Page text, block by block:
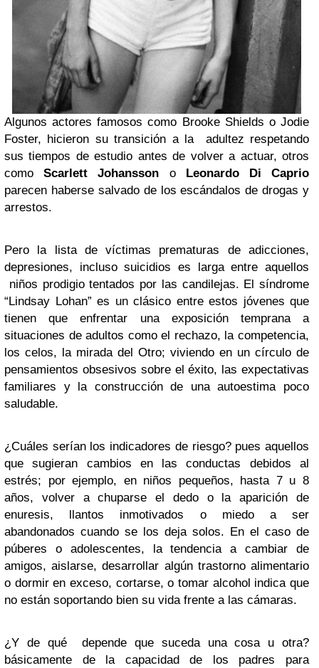
Algunos actores famosos como Brooke Shields o Jodie
Foster, hicieron su transición a la adultez respetando
sus tiempos de estudio antes de volver a actuar, otros
comoScarlett Johansson o Leonardo Di Caprio
parecen haberse salvado de los escándalos de drogas y
arrestos.
Pero la lista de víctimas prematuras de adicciones,
depresiones, incluso suicidios es larga entre aquellos
niños prodigio tentados por las candilejas. El síndrome
“Lindsay Lohan” es un clásico entre estos jóvenes que
tienen que enfrentar una exposición temprana a
situaciones de adultos como el rechazo, la competencia,
los celos, la mirada del Otro; viviendo en un círculo de
pensamientos obsesivos sobre el éxito, las expectativas
familiares y la construcción de una autoestima poco
saludable.
¿Cuáles serían los indicadores de riesgo? pues aquellos
que sugieran cambios en las conductas debidos al
estrés; por ejemplo, en niños pequeños, hasta 7 u 8
años, volver a chuparse el dedo o la aparición de
enuresis, llantos inmotivados o miedo a ser
abandonados cuando se los deja solos. En el caso de
púberes o adolescentes, la tendencia a cambiar de
amigos, aislarse, desarrollar algún trastorno alimentario
o dormir en exceso, cortarse, o tomar alcohol indica que
no están soportando bien su vida frente a las cámaras.
¿Y de qué depende que suceda una cosa u otra?
básicamente de la capacidad de los padres para